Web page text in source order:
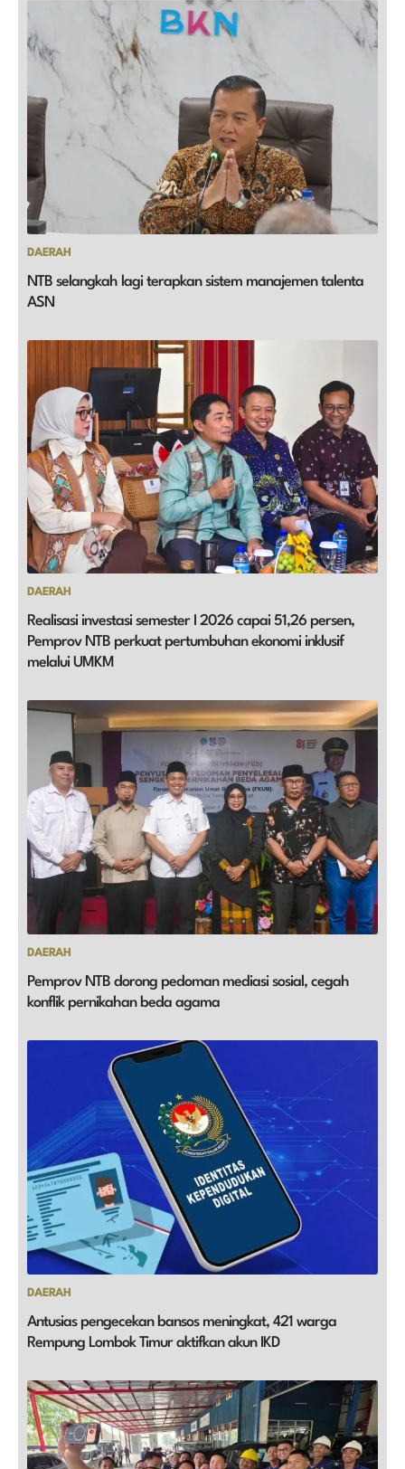
DAERAH
NTB selangkah lagi terapkan sistem manajemen talenta
ASN
DAERAH
Realisasi investasi semester I 2026 capai 51,26 persen,
Pemprov NTB perkuat pertumbuhan ekonomi inklusif
melalui UMKM
DAERAH
Pemprov NTB dorong pedoman mediasi sosial, cegah
konflik pernikahan beda agama
DAERAH
Antusias pengecekan bansos meningkat, 421 warga
Rempung Lombok Timur aktifkan akun IKD